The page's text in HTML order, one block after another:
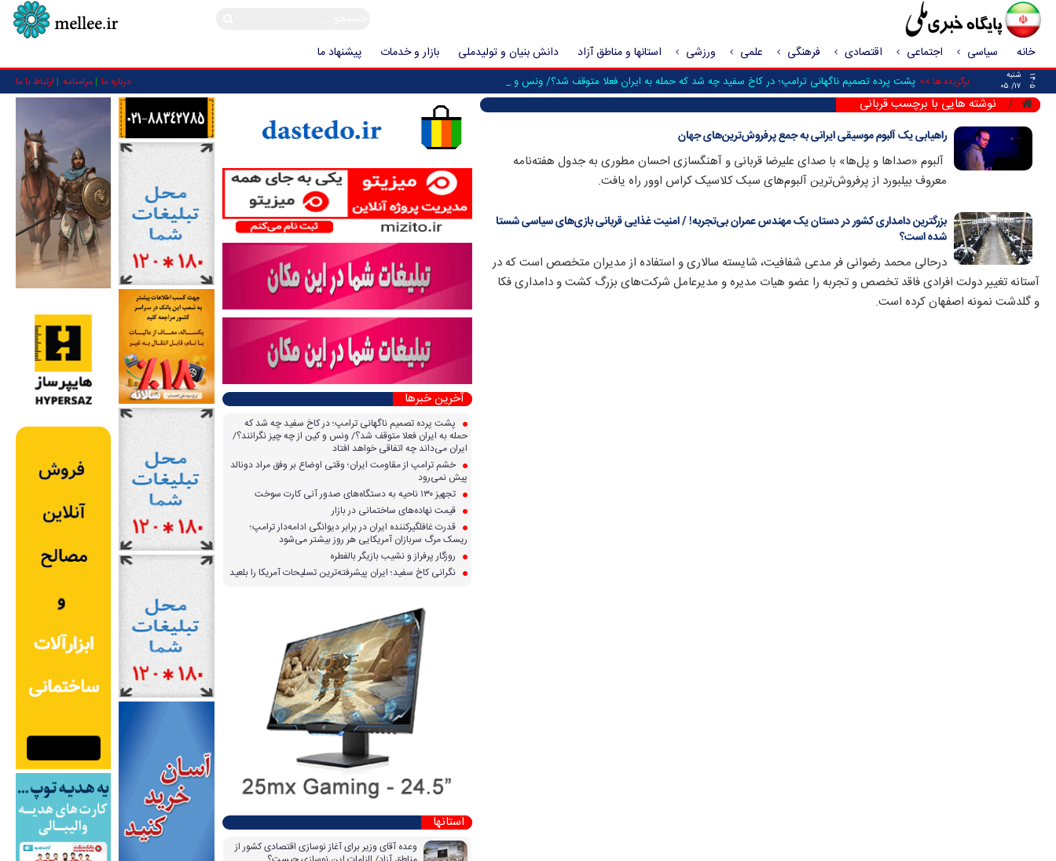
خانه سیاسی اجتماعی اقتصادی فرهنگی علمی ورزشی استانها و مناطق آزاد دانش بنیان و تولیدملی بازار و خدمات پیشنهاد ما
۱۴۰۵
شنبه
۱۷/ ۰۵
برگزیده ها >> پشت پرده تصمیم ناگهانی ترامپ؛ در کاخ سفید چه شد که حمله به ایران فعلا متوقف شد؟/ ونس و کین از _ درباره ما مرامنامه ارتباط با ما
نوشته هایی با برچسب قربانی
راهیابی یک آلبوم موسیقی ایرانی به جمع پرفروش‌ترین‌های جهان
آلبوم «صداها و پل‌ها» با صدای علیرضا قربانی و آهنگسازی احسان مطوری به جدول هفته‌نامه
معروف بیلبورد از پرفروش‌ترین آلبوم‌های سبک کلاسیک کراس اوور راه یافت.
بزرگترین دامداری کشور در دستان یک مهندس عمران بی‌تجربه! / امنیت غذایی قربانی بازی‌های سیاسی شستا
شده است؟
درحالی محمد رضوانی فر مدعی شفافیت، شایسته سالاری و استفاده از مدیران متخصص است که در
آستانه تغییر دولت افرادی فاقد تخصص و تجربه را عضو هیات مدیره و مدیرعامل شرکت‌های بزرگ کشت و دامداری فکا
و گلدشت نمونه اصفهان کرده است.
آخرین خبرها
پشت پرده تصمیم ناگهانی ترامپ؛ در کاخ سفید چه شد که
حمله به ایران فعلا متوقف شد؟/ ونس و کین از چه چیز نگرانند؟/
ایران می‌داند چه اتفاقی خواهد افتاد
خشم ترامپ از مقاومت ایران؛ وقتی اوضاع بر وفق مراد دونالد
پیش نمی‌رود
تجهیز ۱۳۰ ناحیه به دستگاه‌های صدور آنی کارت سوخت
قیمت نهاده‌های ساختمانی در بازار
قدرت غافلگیرکننده ایران در برابر دیوانگی ادامه‌دار ترامپ؛
ریسک مرگ سربازان آمریکایی هر روز بیشتر می‌شود
روزگار پرفراز و نشیب بازیگر بالفطره
نگرانی کاخ سفید؛ ایران پیشرفته‌ترین تسلیحات آمریکا را بلعید
استانها
وعده آقای وزیر برای آغاز نوسازی اقتصادی کشور از